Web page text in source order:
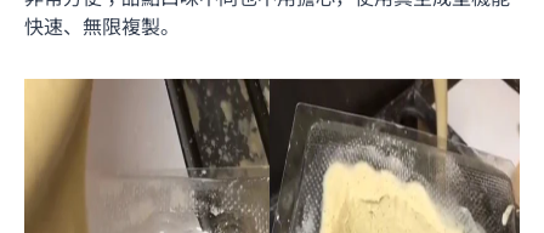
快速、無限複製。